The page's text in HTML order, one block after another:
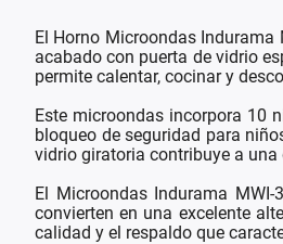
El Horno Microondas
acabado con puerta de vidrio
permite calentar, cocinar y
Este microondas incorpora 10
bloqueo de seguridad para
vidrio giratoria contribuye a
El Microondas Indurama
convierten en una excelente
calidad y el respaldo que